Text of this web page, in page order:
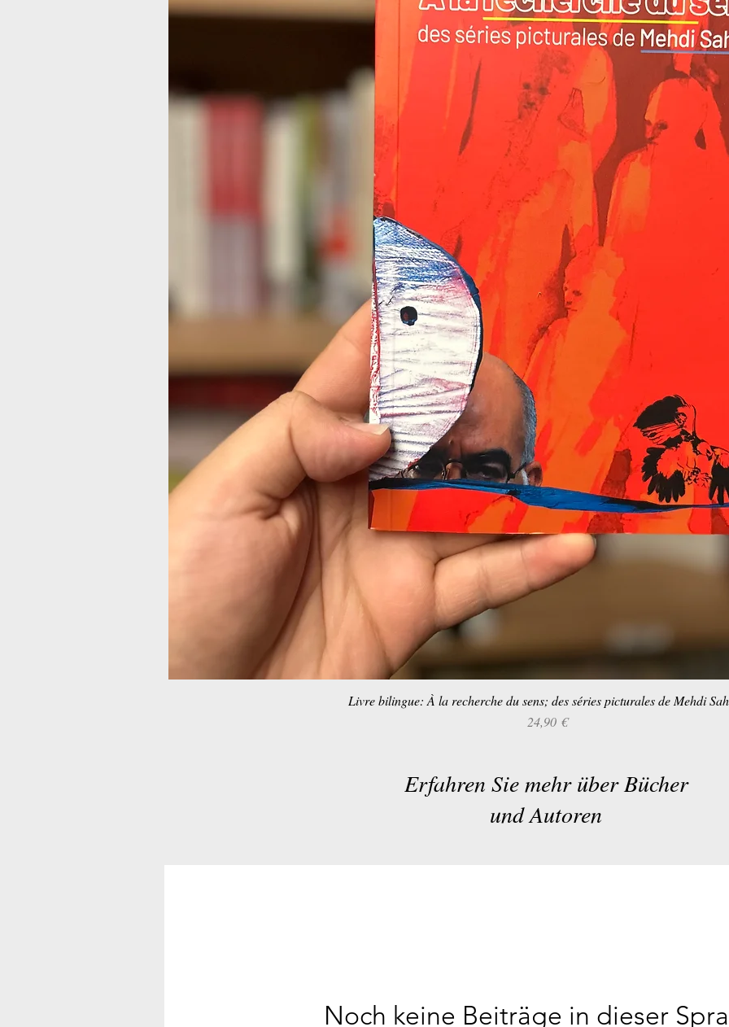
Schnellansicht
Livre bilingue: À la recherche du sens; des séries picturales de Mehdi
Preis
24,90 €
Erfahren Sie mehr über Bücher
und Autoren
Noch keine Beiträge in dieser